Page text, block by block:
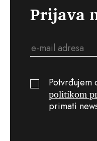
Prijava
Potvrđujem
politikom
primati